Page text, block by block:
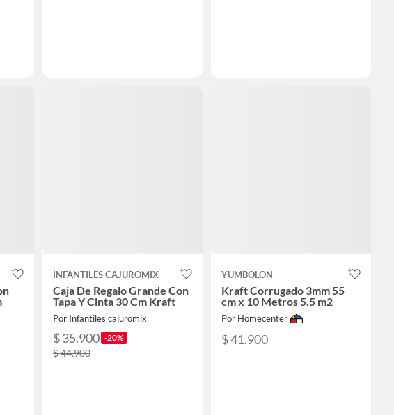
INFANTILES CAJUROMIX
Caja De Regalo Grande Con
Tapa Y Cinta 30 Cm Kraft
Por Infantiles cajuromix
$ 35.900 -20%
$ 44.900
YUMBOLON
Kraft Corrugado 3mm 55
cm x 10 Metros 5.5 m2
Por Homecenter
$ 41.900